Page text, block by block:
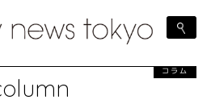
コラム